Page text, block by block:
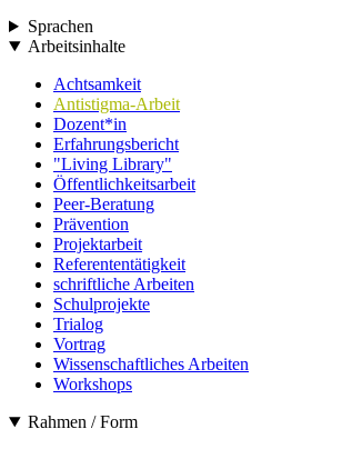
Sprachen
Arbeitsinhalte
Achtsamkeit
Antistigma-Arbeit
Dozent*in
Erfahrungsbericht
"Living Library"
Öffentlichkeitsarbeit
Peer-Beratung
Prävention
Projektarbeit
Referententätigkeit
schriftliche Arbeiten
Schulprojekte
Trialog
Vortrag
Wissenschaftliches Arbeiten
Workshops
Rahmen / Form